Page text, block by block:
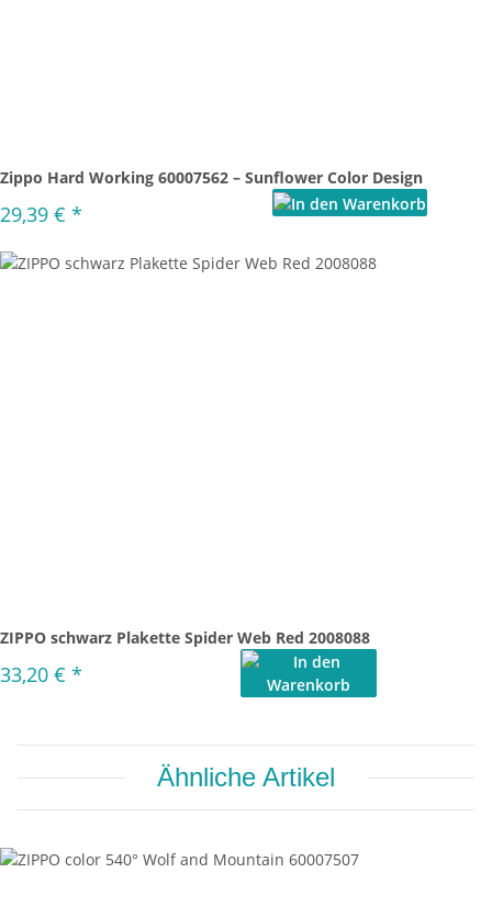
Zippo Hard Working 60007562 – Sunflower Color Design
29,39 € *
ZIPPO schwarz Plakette Spider Web Red 2008088
33,20 € *
Ähnliche Artikel